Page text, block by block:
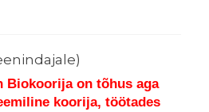
Biokoorija on tõhus aga
koorija, töötades